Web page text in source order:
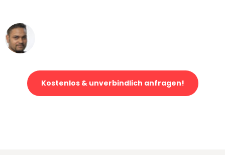
Kostenlos & unverbindlich anfragen!